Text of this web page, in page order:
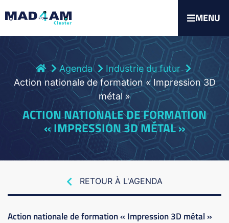
MENU
Agenda
Industrie du futur
Action nationale de formation « Impression 3D
métal »
ACTION NATIONALE DE FORMATION
« IMPRESSION 3D MÉTAL »
RETOUR À L'AGENDA
Action nationale de formation « Impression 3D métal »